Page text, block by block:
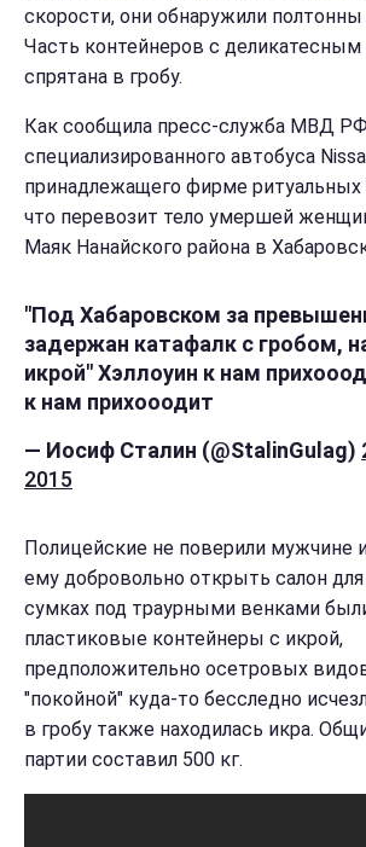
скорости, они обнаружили
Часть контейнеров с
спрятана в гробу.
Как сообщила пресс-служба МВД
специализированного автобуса
принадлежащего фирме ритуальных
что перевозит тело умершей
Маяк Нанайского района в
"Под Хабаровском за
задержан катафалк с гробом,
икрой" Хэллоуин к нам
к нам прихооодит
— Иосиф Сталин (@StalinGulag)
2015
Полицейские не поверили мужчине
ему добровольно открыть салон
сумках под траурными венками
пластиковые контейнеры с икрой,
предположительно осетровых
"покойной" куда-то бесследно
в гробу также находилась икра.
партии составил 500 кг.